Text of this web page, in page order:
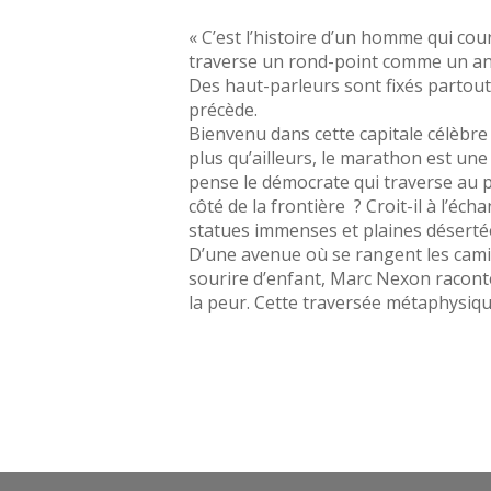
« C’est l’histoire d’un homme qui
traverse un rond-point comme un
Des haut-parleurs sont fixés
précède.
Bienvenu dans cette capitale
plus qu’ailleurs, le marathon est
pense le démocrate qui traverse au
côté de la frontière ? Croit-il à
statues immenses et plaines
D’une avenue où se rangent les
sourire d’enfant, Marc Nexon
la peur. Cette traversée